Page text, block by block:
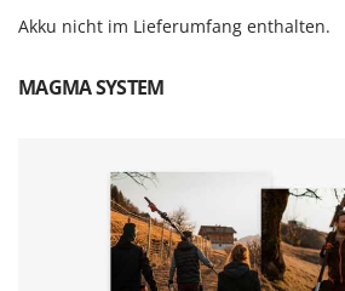
Stäubegeräte für Traktor
Thermische und mechanische
Tomatenpressen
Tragbare Powerstationen
Traktor-Heckenscheren mit
Intec
JOLLY ITALIA
Akku nicht im Lieferumfang enthalten.
MAGMA SYSTEM